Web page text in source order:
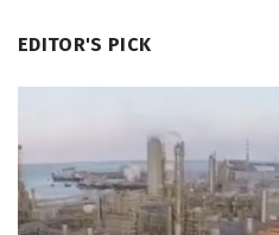
EDITOR'S PICK